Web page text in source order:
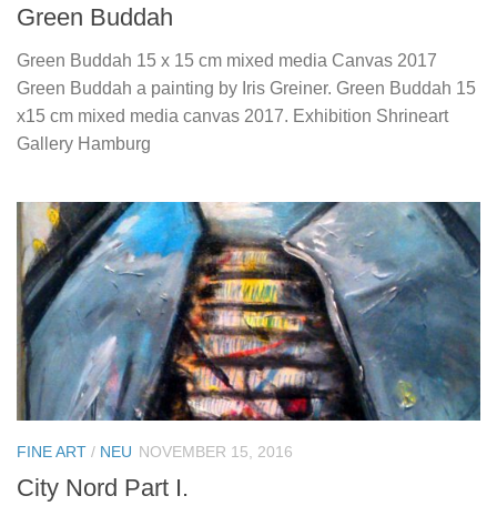
Green Buddah
Green Buddah 15 x 15 cm mixed media Canvas 2017
Green Buddah a painting by Iris Greiner. Green Buddah 15
x15 cm mixed media canvas 2017. Exhibition Shrineart
Gallery Hamburg
FINE ART / NEU NOVEMBER 15, 2016
City Nord Part I.